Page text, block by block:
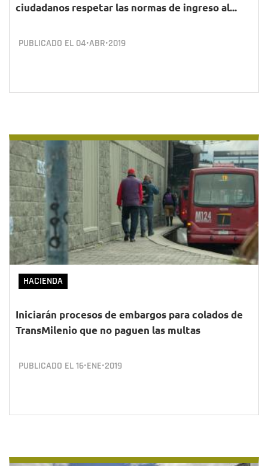
ciudadanos respetar las normas de ingreso al...
PUBLICADO EL 04•ABR•2019
HACIENDA
Iniciarán procesos de embargos para colados de
TransMilenio que no paguen las multas
PUBLICADO EL16•ENE•2019